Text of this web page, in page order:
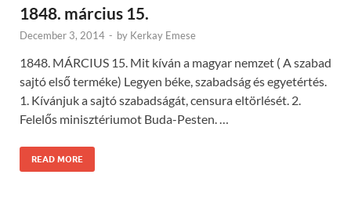
1848. március 15.
December 3, 2014 - by Kerkay Emese
1848. MÁRCIUS 15. Mit kíván a magyar nemzet ( A szabad
sajtó első terméke) Legyen béke, szabadság és egyetértés.
1. Kívánjuk a sajtó szabadságát, censura eltörlését. 2.
Felelős minisztériumot Buda-Pesten. …
READ MORE